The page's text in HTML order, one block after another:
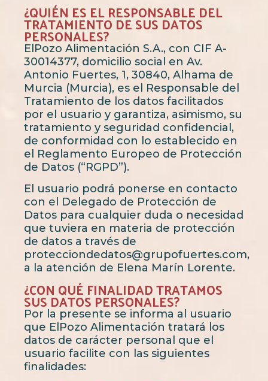
¿QUIÉN ES EL RESPONSABLE DEL
TRATAMIENTO DE SUS DATOS
PERSONALES?
ElPozo Alimentación S.A., con CIF A-
30014377, domicilio social en Av.
Antonio Fuertes, 1, 30840, Alhama de
Murcia (Murcia), es el Responsable del
Tratamiento de los datos facilitados
por el usuario y garantiza, asimismo, su
tratamiento y seguridad confidencial,
de conformidad con lo establecido en
el Reglamento Europeo de Protección
de Datos (“RGPD”).
El usuario podrá ponerse en contacto
con el Delegado de Protección de
Datos para cualquier duda o necesidad
que tuviera en materia de protección
de datos a través de
protecciondedatos@grupofuertes.com,
a la atención de Elena Marín Lorente.
¿CON QUÉ FINALIDAD TRATAMOS
SUS DATOS PERSONALES?
Por la presente se informa al usuario
que ElPozo Alimentación tratará los
datos de carácter personal que el
usuario facilite con las siguientes
finalidades: